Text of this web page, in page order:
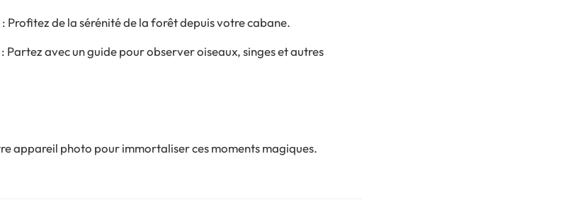
: Profitez de la sérénité de la forêt depuis votre cabane.
: Partez avec un guide pour observer oiseaux, singes et autres
appareil photo pour immortaliser ces moments magiques.